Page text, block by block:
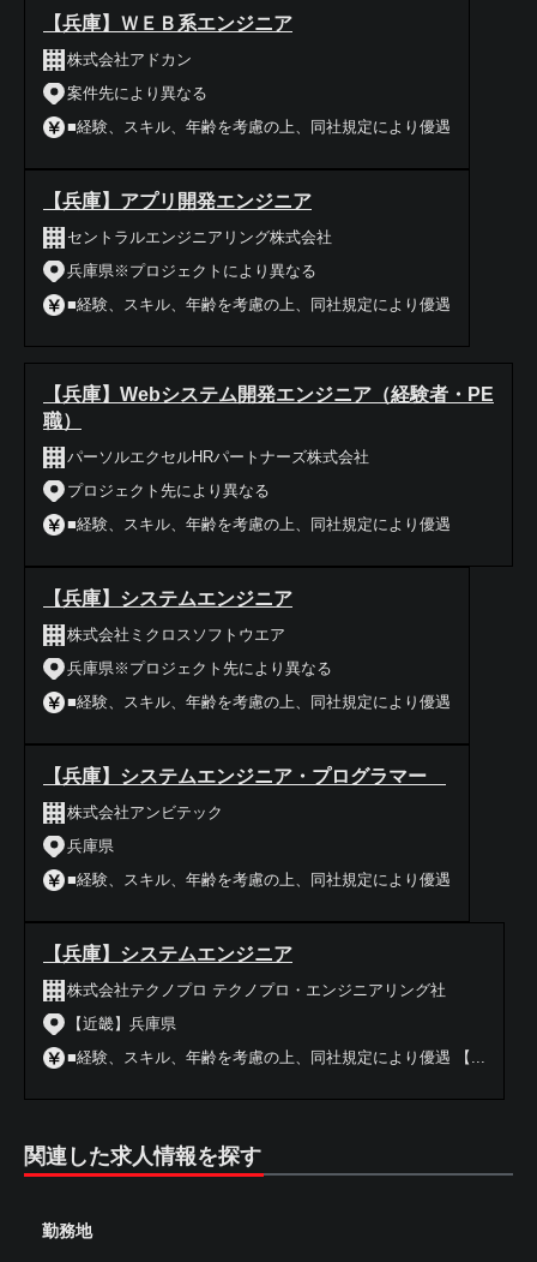
【兵庫】ＷＥＢ系エンジニア
株式会社アドカン
案件先により異なる
■経験、スキル、年齢を考慮の上、同社規定により優遇
【兵庫】アプリ開発エンジニア
セントラルエンジニアリング株式会社
兵庫県※プロジェクトにより異なる
■経験、スキル、年齢を考慮の上、同社規定により優遇
【兵庫】Webシステム開発エンジニア（経験者・PE
職）
パーソルエクセルHRパートナーズ株式会社
プロジェクト先により異なる
■経験、スキル、年齢を考慮の上、同社規定により優遇
【兵庫】システムエンジニア
株式会社ミクロスソフトウエア
兵庫県※プロジェクト先により異なる
■経験、スキル、年齢を考慮の上、同社規定により優遇
【兵庫】システムエンジニア・プログラマー
株式会社アンビテック
兵庫県
■経験、スキル、年齢を考慮の上、同社規定により優遇
【兵庫】システムエンジニア
株式会社テクノプロ テクノプロ・エンジニアリング社
【近畿】兵庫県
■経験、スキル、年齢を考慮の上、同社規定により優遇 【...
関連した求人情報を探す
勤務地